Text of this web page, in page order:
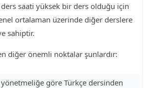
saati yüksek bir ders olduğu için
ortalaman üzerinde diğer derslere
sahiptir.
diğer önemli noktalar şunlardır:
göre Türkçe dersinden